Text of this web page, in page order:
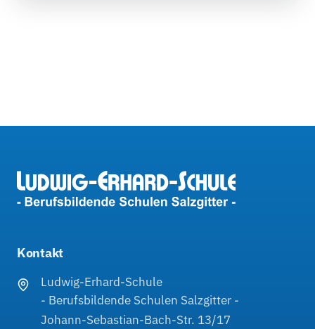
Kontakt
Ludwig-Erhard-Schule
- Berufsbildende Schulen Salzgitter -
Johann-Sebastian-Bach-Str. 13/17